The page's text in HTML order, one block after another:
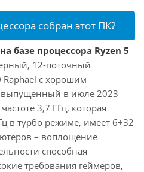
собран этот ПК?
базе процессора Ryzen 5
12-поточный
Raphael с хорошим
в июле 2023
3,7 ГГц, которая
в турбо режиме, имеет 6+32
– воплощение
способная
требования геймеров,